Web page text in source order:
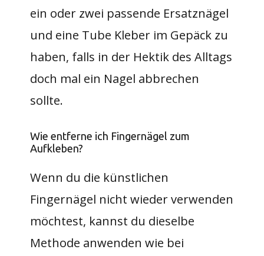
ein oder zwei passende Ersatznägel
und eine Tube Kleber im Gepäck zu
haben, falls in der Hektik des Alltags
doch mal ein Nagel abbrechen
sollte.
Wie entferne ich Fingernägel zum
Aufkleben?
Wenn du die künstlichen
Fingernägel nicht wieder verwenden
möchtest, kannst du dieselbe
Methode anwenden wie bei